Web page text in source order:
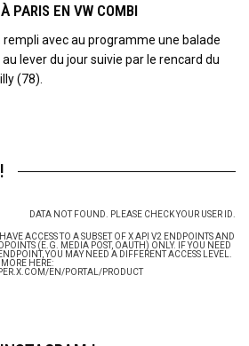
PARIS EN VW COMBI
avec au programme une balade
lever du jour suivie par le rencard du
(78).
DATA NOT FOUND. PLEASE CHECK YOUR USER ID.
ACCESS TO A SUBSET OF X API V2 ENDPOINTS AND
(E.G. MEDIA POST, OAUTH) ONLY. IF YOU NEED
YOU MAY NEED A DIFFERENT ACCESS LEVEL.
HERE:
EN/PORTAL/PRODUCT